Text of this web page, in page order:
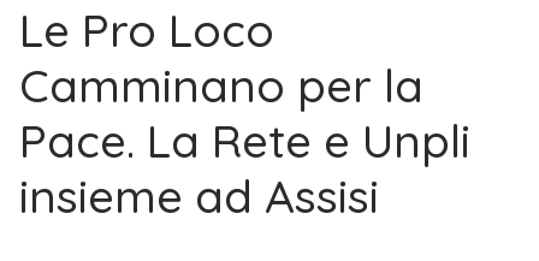
Le Pro Loco
Camminano per la
Pace. La Rete e Unpli
insieme ad Assisi